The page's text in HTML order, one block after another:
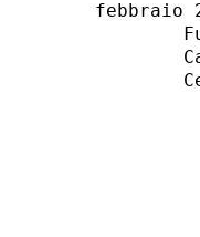
febbraio